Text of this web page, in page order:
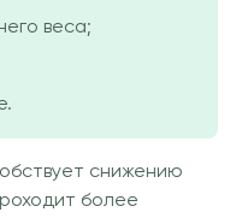
веса;
снижению
более